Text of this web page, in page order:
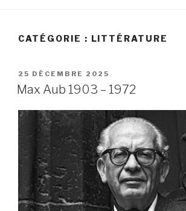
CATÉGORIE : LITTÉRATURE
PUBLIÉ
LE
25 DÉCEMBRE 2025
Max Aub 1903 – 1972